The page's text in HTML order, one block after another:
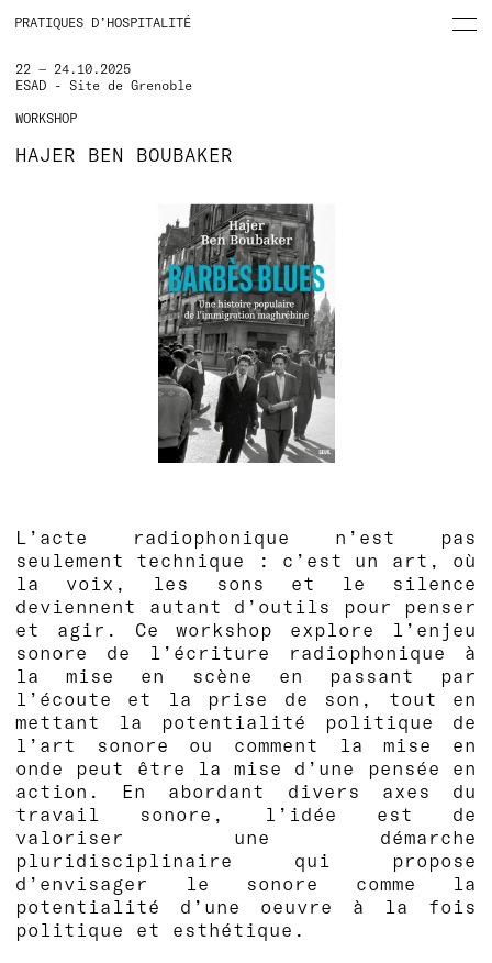
PRATIQUES D’HOSPITALITÉ
22 — 24.10.2025
ESAD - Site de Grenoble
WORKSHOP
HAJER BEN BOUBAKER
L’acte radiophonique n’est pas
seulement technique : c’est un art, où
la voix, les sons et le silence
deviennent autant d’outils pour penser
et agir. Ce workshop explore l’enjeu
sonore de l’écriture radiophonique à
la mise en scène en passant par
l’écoute et la prise de son, tout en
mettant la potentialité politique de
l’art sonore ou comment la mise en
onde peut être la mise d’une pensée en
action. En abordant divers axes du
travail sonore, l’idée est de
valoriser une démarche
pluridisciplinaire qui propose
d’envisager le sonore comme la
potentialité d’une oeuvre à la fois
politique et esthétique.